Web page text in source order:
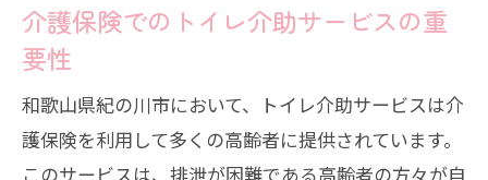
介護保険でのトイレ介助サービスの重
要性
和歌山県紀の川市において、トイレ介助サービスは介
護保険を利用して多くの高齢者に提供されています。
このサービスは、排泄が困難である高齢者の方々が自